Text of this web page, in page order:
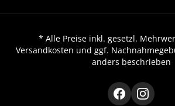
* Alle Preise inkl. gesetzl.
Versandkosten und ggf.
anders beschrieben